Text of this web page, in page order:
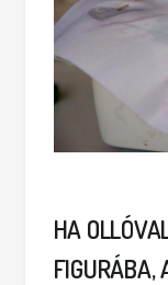
HA
FIGURÁBA,